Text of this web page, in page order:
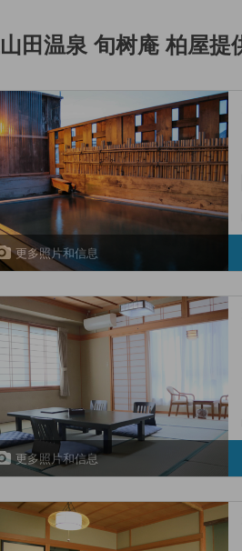
田温泉 旬树庵 柏屋提
更多照片和信息
更多照片和信息